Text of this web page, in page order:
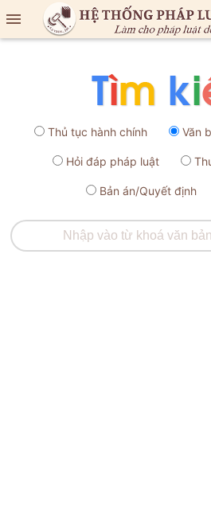

Thủ tục hành chính Văn
Hỏi đáp pháp luật
Bản án/Quyết định